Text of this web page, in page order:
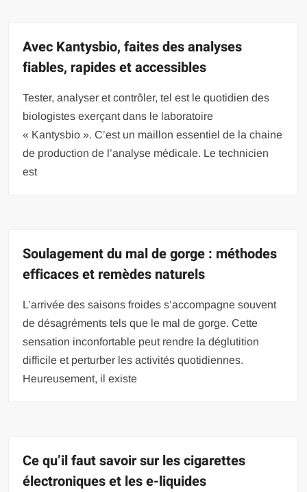
Avec Kantysbio, faites des analyses
fiables, rapides et accessibles
Tester, analyser et contrôler, tel est le quotidien des
biologistes exerçant dans le laboratoire
« Kantysbio ». C’est un maillon essentiel de la chaine
de production de l’analyse médicale. Le technicien
est
Soulagement du mal de gorge : méthodes
efficaces et remèdes naturels
L’arrivée des saisons froides s’accompagne souvent
de désagréments tels que le mal de gorge. Cette
sensation inconfortable peut rendre la déglutition
difficile et perturber les activités quotidiennes.
Heureusement, il existe
Ce qu’il faut savoir sur les cigarettes
électroniques et les e-liquides